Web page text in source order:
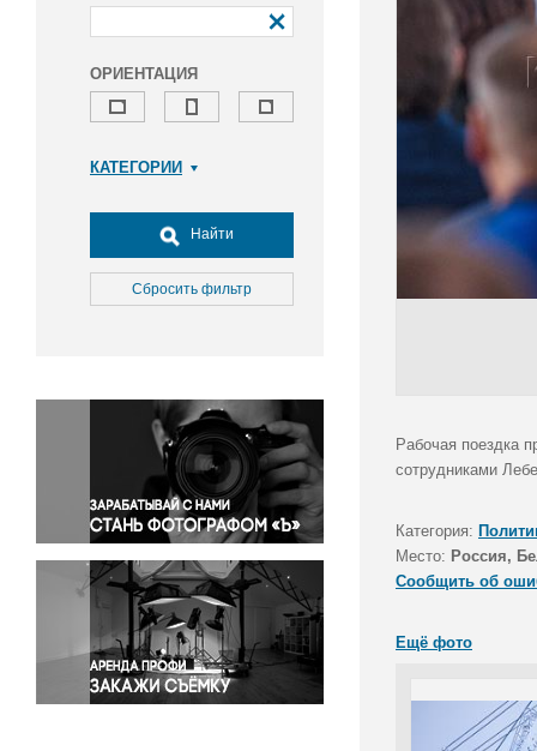
ОРИЕНТАЦИЯ
КАТЕГОРИИ
Досуг, туризм и отдых
Культура
Медицина
Окружающая среда
Политика
Правосудие
Происшествия и конфликты
Религия
Светская жизнь
Спорт
Экология
Экономика и бизнес
Найти
Сбросить фильтр
Рабочая поездка
сотрудниками
Категория:
Место: Россия,
Сообщить об
Ещё фото